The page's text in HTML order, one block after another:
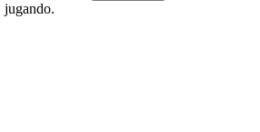
jugando.